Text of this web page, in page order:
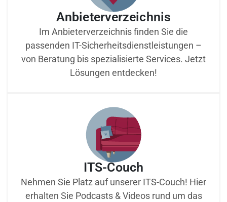
Anbieterverzeichnis
Im Anbieterverzeichnis finden Sie die
passenden IT-Sicherheitsdienstleistungen –
von Beratung bis spezialisierte Services. Jetzt
Lösungen entdecken!
ITS-Couch
Nehmen Sie Platz auf unserer ITS-Couch! Hier
erhalten Sie Podcasts & Videos rund um das